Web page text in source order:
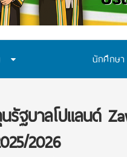
นักศึกษา
รัฐบาลโปแลนด์
2026